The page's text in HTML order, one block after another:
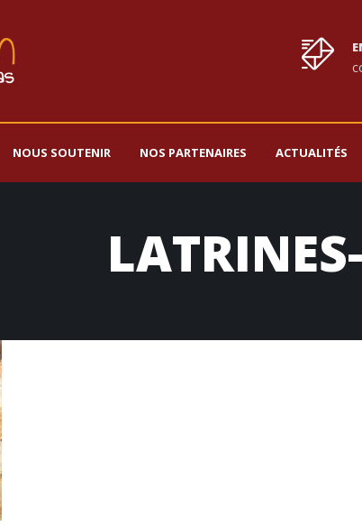
NOUS SOUTENIR NOS PARTENAIRES ACTUALITÉS